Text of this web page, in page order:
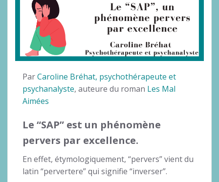
ParCaroline Bréhat, psychothérapeute et
psychanalyste, auteure du roman Les Mal
Aimées
Le “SAP” est un phénomène
pervers par excellence.
En effet, étymologiquement, “pervers” vient du
latin “pervertere” qui signifie “inverser”.